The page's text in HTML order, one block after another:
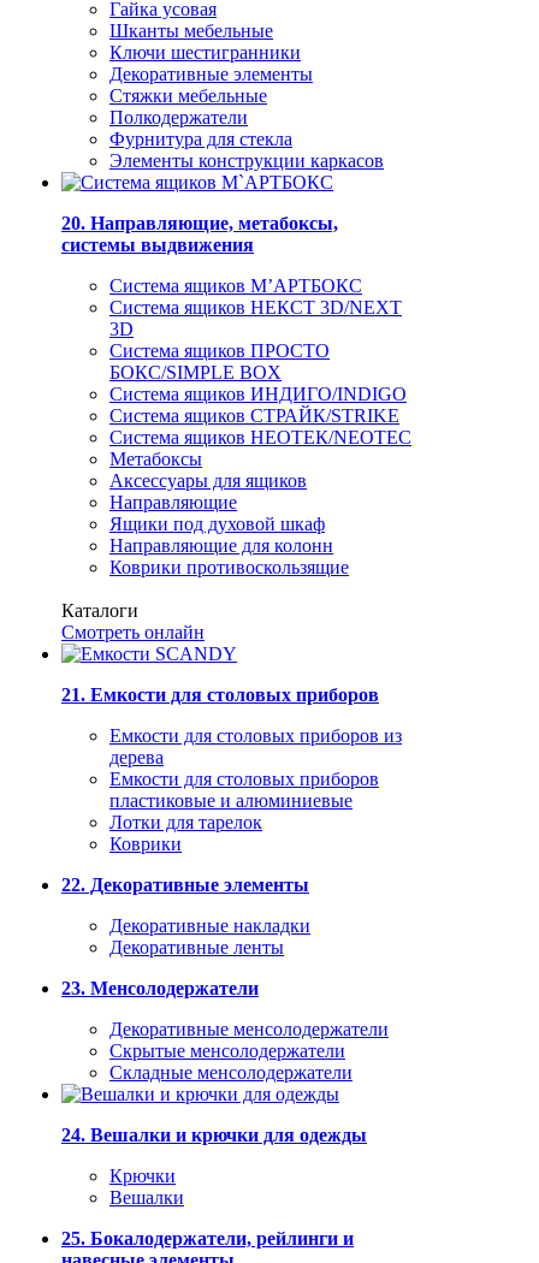
Гайка усовая
Шканты мебельные
Ключи шестигранники
Декоративные элементы
Стяжки мебельные
Полкодержатели
Фурнитура для стекла
Элементы конструкции каркасов
20. Направляющие, метабоксы,
системы выдвижения
Система ящиков М’АРТБОКС
Система ящиков НЕКСТ 3D/NEXT
3D
Система ящиков ПРОСТО
БОКС/SIMPLE BOX
Система ящиков ИНДИГО/INDIGO
Система ящиков СТРАЙК/STRIKE
Система ящиков НЕОТЕК/NEOTEC
Метабоксы
Аксессуары для ящиков
Направляющие
Ящики под духовой шкаф
Направляющие для колонн
Коврики противоскользящие
Каталоги
Смотреть онлайн
21. Емкости для столовых приборов
Емкости для столовых приборов из
дерева
Емкости для столовых приборов
пластиковые и алюминиевые
Лотки для тарелок
Коврики
22. Декоративные элементы
Декоративные накладки
Декоративные ленты
23. Менсолодержатели
Декоративные менсолодержатели
Скрытые менсолодержатели
Складные менсолодержатели
24. Вешалки и крючки для одежды
Крючки
Вешалки
25. Бокалодержатели, рейлинги и